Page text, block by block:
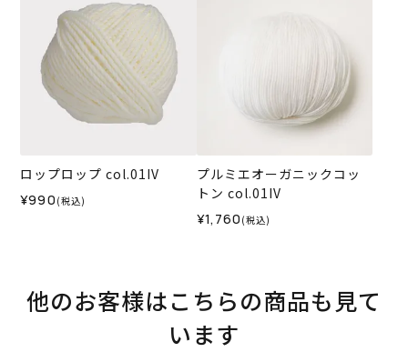
ロップロップ col.01IV
¥990 (税込)
プルミエオーガニックコッ
トン col.01IV
¥1,760 (税込)
他のお客様はこちらの商品も見て
います